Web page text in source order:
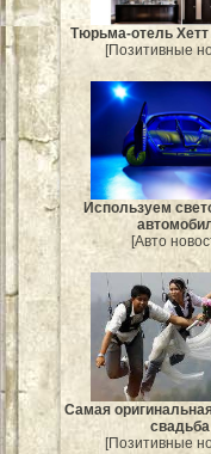
Тюрьма-отель
[Позитивные
Используем
[Авто
Самая
свадьба
[Позитивные